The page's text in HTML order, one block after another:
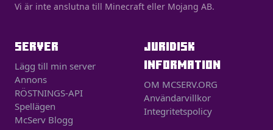
Vi är inte anslutna till Minecraft eller Mojang AB.
SERVER
Lägg till min server
Annons
RÖSTNINGS-API
Spellägen
McServ Blogg
JURIDISK
INFORMATION
OM MCSERV.ORG
Användarvillkor
Integritetspolicy